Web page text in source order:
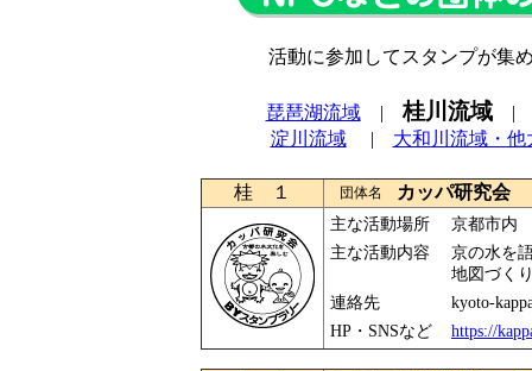
活動に参加してスタンプが集
琵琶湖流域|桂川流域
淀川流域| 大和川流域・他
桂 １ 団体名 カッパ研究会
主な活動場所
京都市内
主な活動内容
京の水を
地図づく
連絡先
kyoto-
HP・SNSなど
https://